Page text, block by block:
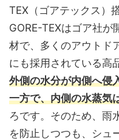
TEX（ゴアテックス）
GORE-TEXはゴア社が
材で、多くのアウトド
にも採用されている高
外側の水分が内側へ侵
一方で、内側の水蒸気
ろです。そのため、雨
を防止しつつも、シュ